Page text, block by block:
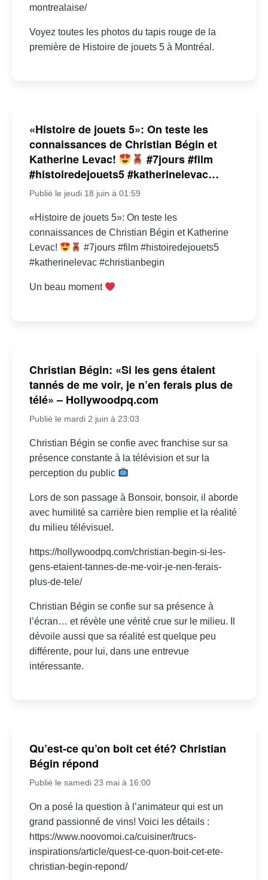
montrealaise/
Voyez toutes les photos du tapis rouge de la
première de Histoire de jouets 5 à Montréal.
«Histoire de jouets 5»: On teste les
connaissances de Christian Bégin et
Katherine Levac!
#7jours #film
#histoiredejouets5 #katherinelevac…
Publié le jeudi 18 juin à 01:59
«Histoire de jouets 5»: On teste les
connaissances de Christian Bégin et Katherine
Levac!
#7jours #film #histoiredejouets5
#katherinelevac #christianbegin
Un beau moment
Christian Bégin: «Si les gens étaient
tannés de me voir, je n’en ferais plus de
télé» – Hollywoodpq.com
Publié le mardi 2 juin à 23:03
Christian Bégin se confie avec franchise sur sa
présence constante à la télévision et sur la
perception du public
Lors de son passage à Bonsoir, bonsoir, il aborde
avec humilité sa carrière bien remplie et la réalité
du milieu télévisuel.
https://hollywoodpq.com/christian-begin-si-les-
gens-etaient-tannes-de-me-voir-je-nen-ferais-
plus-de-tele/
Christian Bégin se confie sur sa présence à
l’écran… et révèle une vérité crue sur le milieu. Il
dévoile aussi que sa réalité est quelque peu
différente, pour lui, dans une entrevue
intéressante.
Qu’est-ce qu’on boit cet été? Christian
Bégin répond
Publié le samedi 23 mai à 16:00
On a posé la question à l’animateur qui est un
grand passionné de vins! Voici les détails :
https://www.noovomoi.ca/cuisiner/trucs-
inspirations/article/quest-ce-quon-boit-cet-ete-
christian-begin-repond/